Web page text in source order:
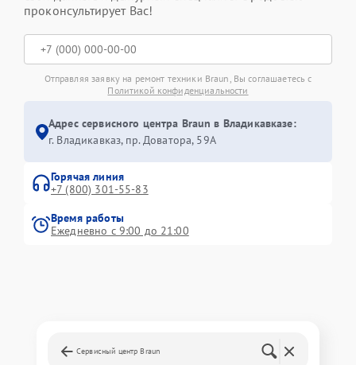
проконсультирует Вас!
Отправляя заявку на ремонт техники Braun, Вы соглашаетесь с
Политикой конфиденциальности
Адрес сервисного центра Braun в Владикавказе:
г. Владикавказ, пр. Доватора, 59А
Горячая линия
+7 (800) 301-55-83
Время работы
Ежедневно с 9:00 до 21:00
Сервисный центр Braun